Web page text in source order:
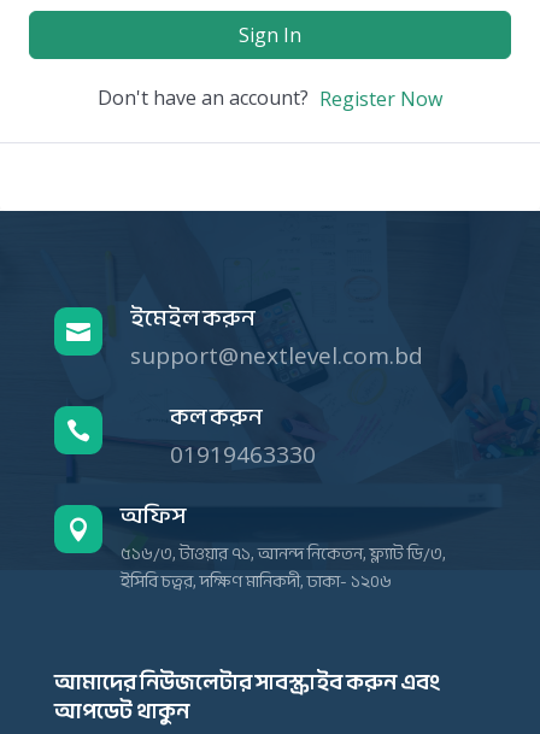
Sign In
Don't have an account? Register Now
 ইমেইল করুন
support@nextlevel.com.bd
 কল করুন
01919463330
 অফিস
৫১৬/৩, টাওয়ার ৭১, আনন্দ নিকেতন, ফ্ল্যাট ডি/৩,
ইসিবি চত্বর, দক্ষিণ মানিকদী, ঢাকা- ১২০৬
আমাদের নিউজলেটার সাবস্ক্রাইব করুন এবং
আপডেট থাকুন